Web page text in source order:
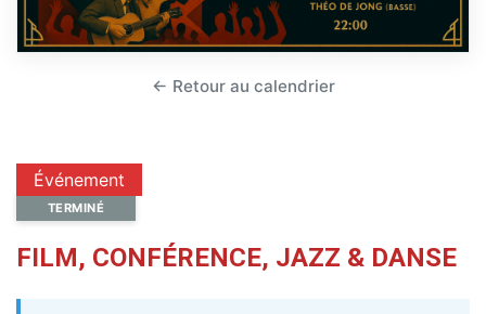
Événement
TERMINÉ
FILM, CONFÉRENCE, JAZZ & DANSE
← Retour au calendrier